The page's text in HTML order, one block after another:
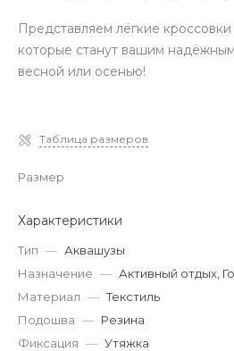
Представляем лёгкие кроссовки
которые станут вашим
весной или осенью!
Таблица размеров
Размер
Характеристики
Тип — Аквашузы
Назначение — Активный отдых,
Материал — Текстиль
Подошва — Резина
Фиксация — Утяжка